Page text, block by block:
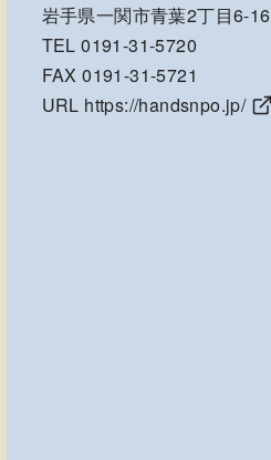
岩手県一関市青葉2丁目6-16
TEL 0191-31-5720
FAX 0191-31-5721
URL https://handsnpo.jp/